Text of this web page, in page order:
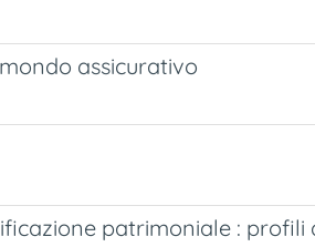
assicurativo
patrimoniale : profili